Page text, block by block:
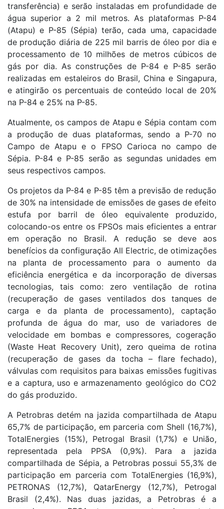
transferência) e serão instaladas em profundidade de
água superior a 2 mil metros. As plataformas P-84
(Atapu) e P-85 (Sépia) terão, cada uma, capacidade
de produção diária de 225 mil barris de óleo por dia e
processamento de 10 milhões de metros cúbicos de
gás por dia. As construções de P-84 e P-85 serão
realizadas em estaleiros do Brasil, China e Singapura,
e atingirão os percentuais de conteúdo local de 20%
na P-84 e 25% na P-85.
Atualmente, os campos de Atapu e Sépia contam com
a produção de duas plataformas, sendo a P-70 no
Campo de Atapu e o FPSO Carioca no campo de
Sépia. P-84 e P-85 serão as segundas unidades em
seus respectivos campos.
Os projetos da P-84 e P-85 têm a previsão de redução
de 30% na intensidade de emissões de gases de efeito
estufa por barril de óleo equivalente produzido,
colocando-os entre os FPSOs mais eficientes a entrar
em operação no Brasil. A redução se deve aos
benefícios da configuração All Electric, de otimizações
na planta de processamento para o aumento da
eficiência energética e da incorporação de diversas
tecnologias, tais como: zero ventilação de rotina
(recuperação de gases ventilados dos tanques de
carga e da planta de processamento), captação
profunda de água do mar, uso de variadores de
velocidade em bombas e compressores, cogeração
(Waste Heat Recovery Unit), zero queima de rotina
(recuperação de gases da tocha – flare fechado),
válvulas com requisitos para baixas emissões fugitivas
e a captura, uso e armazenamento geológico do CO2
do gás produzido.
A Petrobras detém na jazida compartilhada de Atapu
65,7% de participação, em parceria com Shell (16,7%),
TotalEnergies (15%), Petrogal Brasil (1,7%) e União,
representada pela PPSA (0,9%). Para a jazida
compartilhada de Sépia, a Petrobras possui 55,3% de
participação em parceria com TotalEnergies (16,9%),
PETRONAS (12,7%), QatarEnergy (12,7%), Petrogal
Brasil (2,4%). Nas duas jazidas, a Petrobras é a